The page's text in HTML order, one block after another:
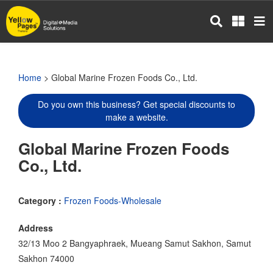
Skip
to
main
Home > Global Marine Frozen Foods Co., Ltd.
Do you own this business? Get special discounts to
make a website.
Global Marine Frozen Foods
Co., Ltd.
Category : Frozen Foods-Wholesale
Address
32/13 Moo 2 Bangyaphraek, Mueang Samut Sakhon, Samut
Sakhon 74000